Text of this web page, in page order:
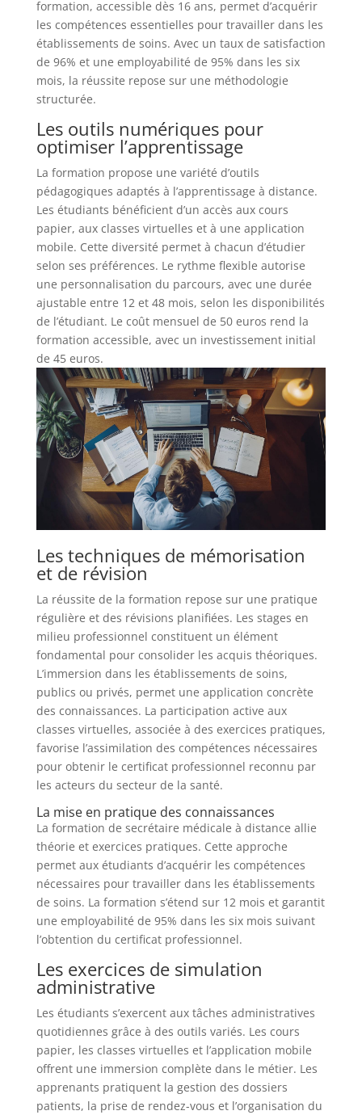
formation, accessible dès 16 ans, permet d’acquérir
les compétences essentielles pour travailler dans les
établissements de soins. Avec un taux de satisfaction
de 96% et une employabilité de 95% dans les six
mois, la réussite repose sur une méthodologie
structurée.
Les outils numériques pour
optimiser l’apprentissage
La formation propose une variété d’outils
pédagogiques adaptés à l’apprentissage à distance.
Les étudiants bénéficient d’un accès aux cours
papier, aux classes virtuelles et à une application
mobile. Cette diversité permet à chacun d’étudier
selon ses préférences. Le rythme flexible autorise
une personnalisation du parcours, avec une durée
ajustable entre 12 et 48 mois, selon les disponibilités
de l’étudiant. Le coût mensuel de 50 euros rend la
formation accessible, avec un investissement initial
de 45 euros.
Les techniques de mémorisation
et de révision
La réussite de la formation repose sur une pratique
régulière et des révisions planifiées. Les stages en
milieu professionnel constituent un élément
fondamental pour consolider les acquis théoriques.
L’immersion dans les établissements de soins,
publics ou privés, permet une application concrète
des connaissances. La participation active aux
classes virtuelles, associée à des exercices pratiques,
favorise l’assimilation des compétences nécessaires
pour obtenir le certificat professionnel reconnu par
les acteurs du secteur de la santé.
La mise en pratique des connaissances
La formation de secrétaire médicale à distance allie
théorie et exercices pratiques. Cette approche
permet aux étudiants d’acquérir les compétences
nécessaires pour travailler dans les établissements
de soins. La formation s’étend sur 12 mois et garantit
une employabilité de 95% dans les six mois suivant
l’obtention du certificat professionnel.
Les exercices de simulation
administrative
Les étudiants s’exercent aux tâches administratives
quotidiennes grâce à des outils variés. Les cours
papier, les classes virtuelles et l’application mobile
offrent une immersion complète dans le métier. Les
apprenants pratiquent la gestion des dossiers
patients, la prise de rendez-vous et l’organisation du